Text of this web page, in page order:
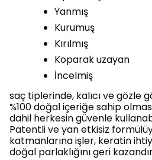
Yanmış
Kurumuş
Kırılmış
Koparak uzayan
İncelmiş
saç tiplerinde, kalıcı ve gözle
%100 doğal içeriğe sahip
dahil herkesin güvenle
Patentli ve yan etkisiz
katmanlarına işler, keratin
doğal parlaklığını geri